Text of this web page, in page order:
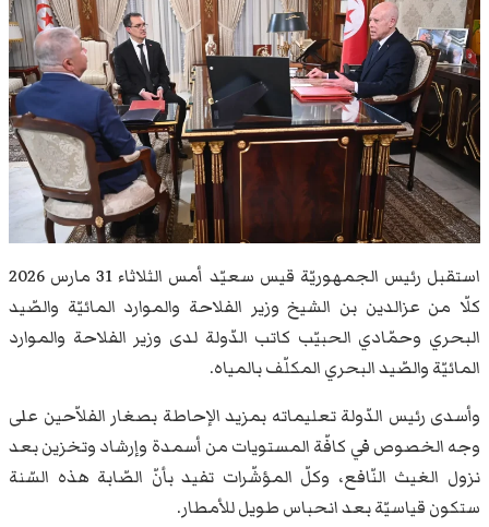
استقبل رئيس الجمهوريّة قيس سعيّد أمس الثلاثاء 31 مارس 2026
كلّا من عزالدين بن الشيخ وزير الفلاحة والموارد المائيّة والصّيد
البحري وحمّادي الحبيّب كاتب الدّولة لدى وزير الفلاحة والموارد
المائيّة والصّيد البحري المكلّف بالمياه.
وأسدى رئيس الدّولة تعليماته بمزيد الإحاطة بصغار الفلاّحين على
وجه الخصوص في كافّة المستويات من أسمدة وإرشاد وتخزين بعد
نزول الغيث النّافع، وكلّ المؤشّرات تفيد بأنّ الصّابة هذه السّنة
ستكون قياسيّة بعد انحباس طويل للأمطار.